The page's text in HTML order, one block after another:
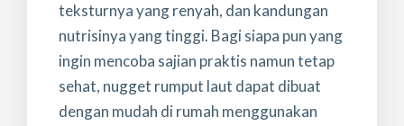
teksturnya yang renyah, dan kandungan
nutrisinya yang tinggi. Bagi siapa pun yang
ingin mencoba sajian praktis namun tetap
sehat, nugget rumput laut dapat dibuat
dengan mudah di rumah menggunakan